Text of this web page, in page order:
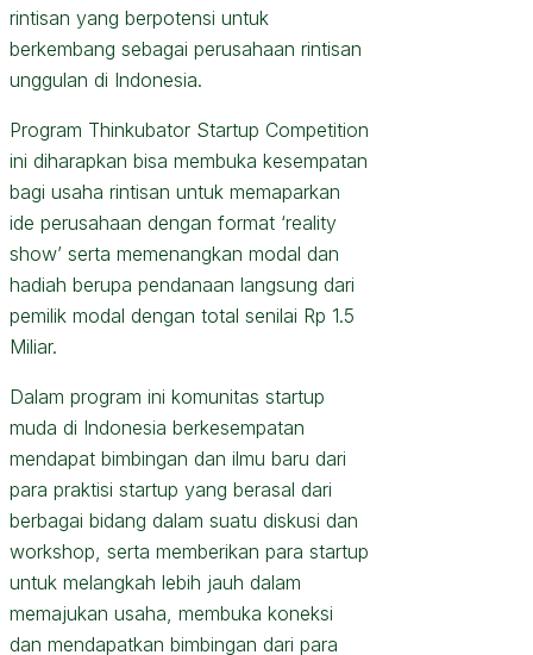
rintisan yang berpotensi untuk
berkembang sebagai perusahaan rintisan
unggulan di Indonesia.
Program Thinkubator Startup Competition
ini diharapkan bisa membuka kesempatan
bagi usaha rintisan untuk memaparkan
ide perusahaan dengan format ‘reality
show’ serta memenangkan modal dan
hadiah berupa pendanaan langsung dari
pemilik modal dengan total senilai Rp 1.5
Miliar.
Dalam program ini komunitas startup
muda di Indonesia berkesempatan
mendapat bimbingan dan ilmu baru dari
para praktisi startup yang berasal dari
berbagai bidang dalam suatu diskusi dan
workshop, serta memberikan para startup
untuk melangkah lebih jauh dalam
memajukan usaha, membuka koneksi
dan mendapatkan bimbingan dari para